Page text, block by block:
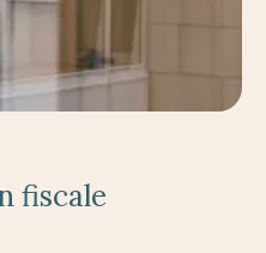
fiscale